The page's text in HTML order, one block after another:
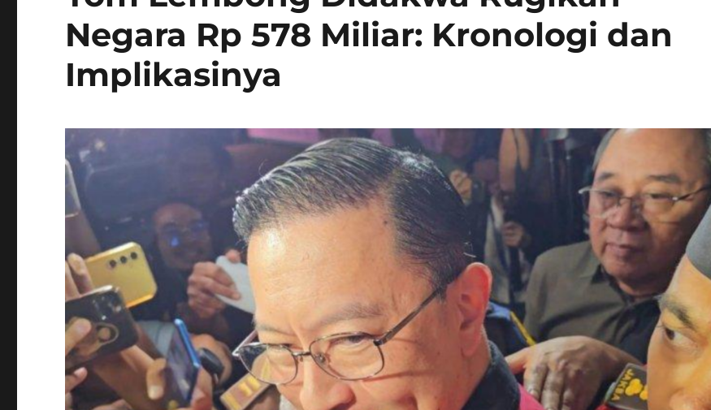
Negara Rp 578 Miliar: Kronologi dan
Implikasinya